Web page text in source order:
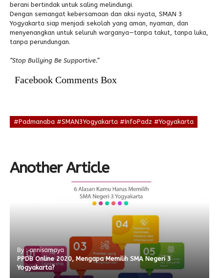
berani bertindak untuk saling melindungi.
Dengan semangat kebersamaan dan aksi nyata, SMAN 3
Yogyakarta siap menjadi sekolah yang aman, nyaman, dan
menyenangkan untuk seluruh warganya—tanpa takut, tanpa luka,
tanpa perundungan.
“Stop Bullying Be Supportive.”
Facebook Comments Box
#Padmanaba #SMAN3Yogyakarta #InfoPadz #Yogyakarta
Another Article
By : annisamaya
PPDB Online 2020, Mengapa Memilih SMA Negeri 3
Yogyakarta?